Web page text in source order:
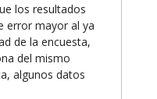
los resultados
error mayor al ya
de la encuesta,
del mismo
algunos datos